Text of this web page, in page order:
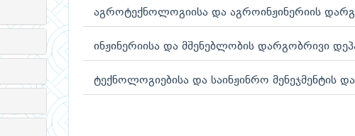
აგროტექნოლოგიისა და აგროინჟინერიის
ინჟინერიისა და მშენებლობის დარგობრივი
ტექნოლოგიებისა და საინჟინრო მენეჯმენტის